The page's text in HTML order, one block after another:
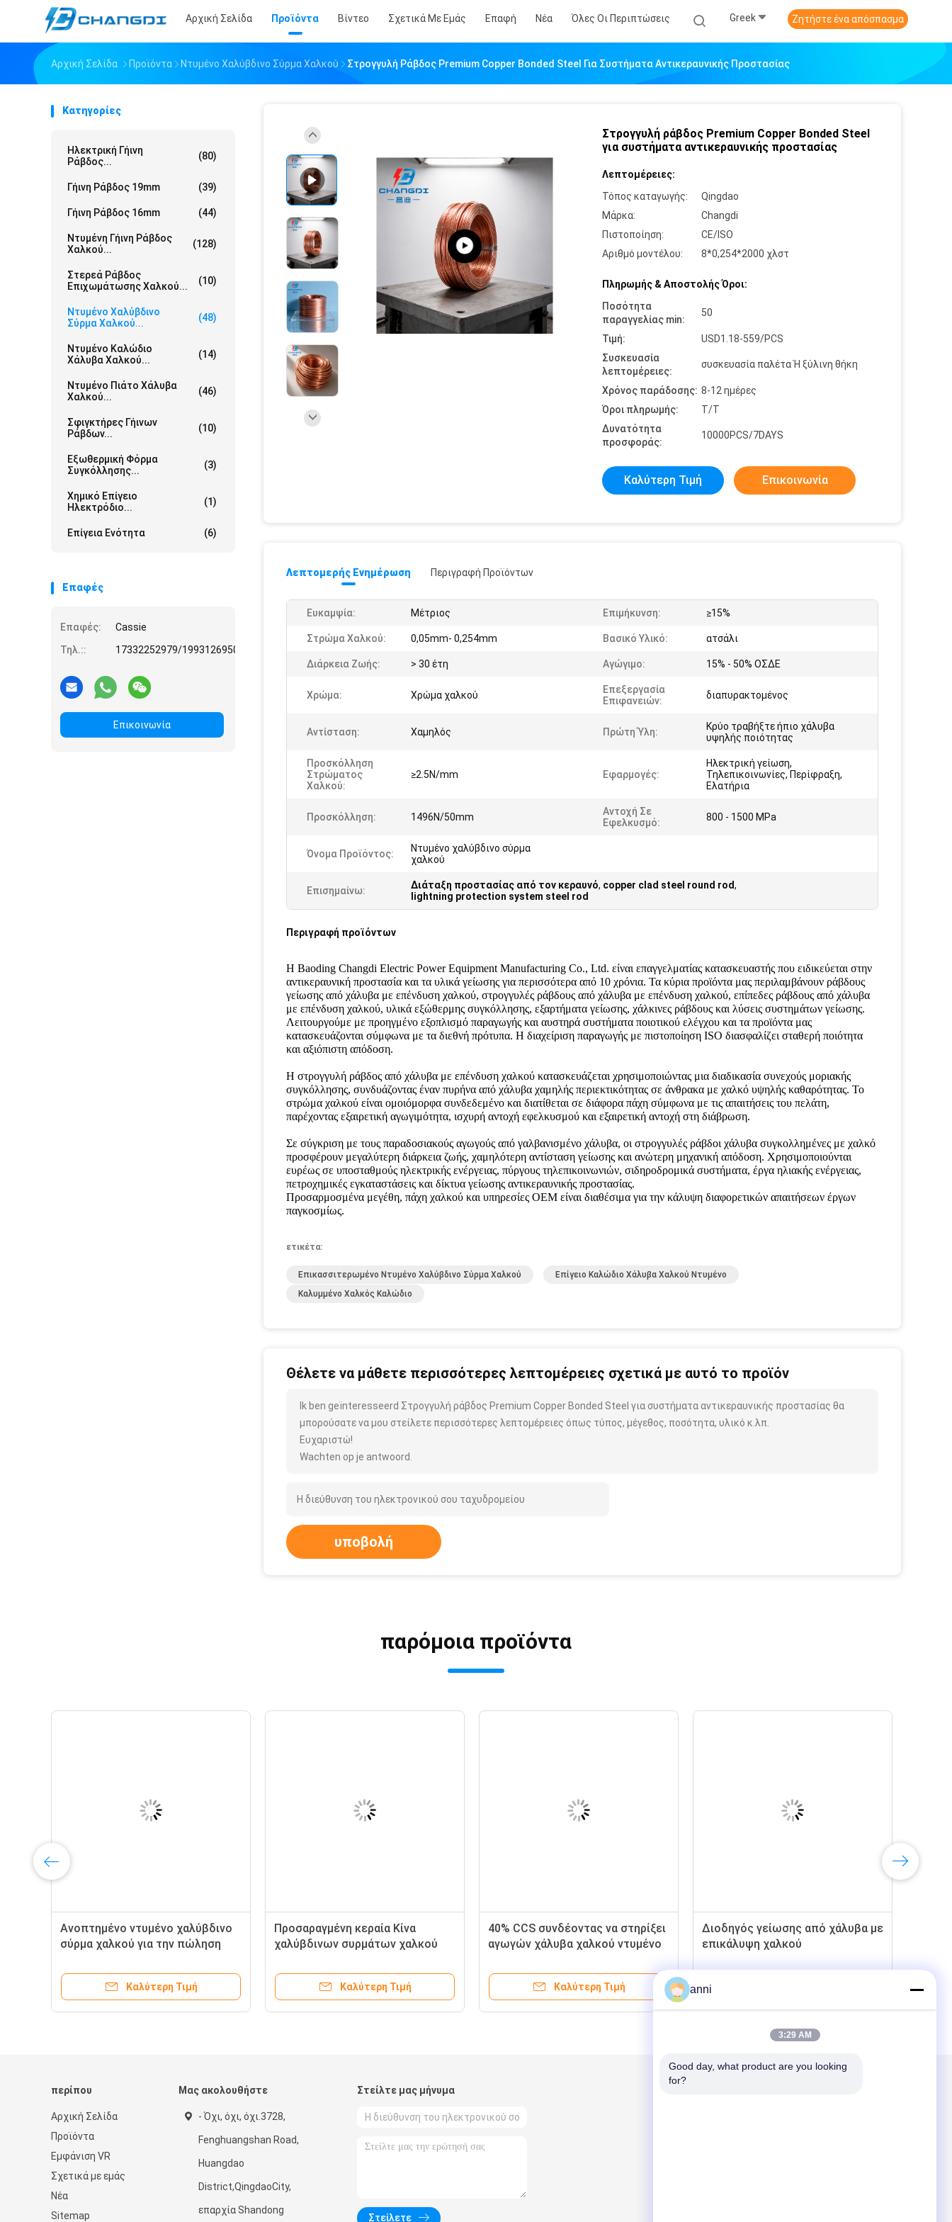
Αρχική Σελίδα Προϊόντα Βίντεο Σχετικά Με Εμάς Επαφή Νέα Όλες Οι Περιπτώσεις Greek Ζητήστε ένα απόσπασμα
Αρχική Σελίδα Προϊόντα Ντυμένο Χαλύβδινο Σύρμα Χαλκού Στρογγυλή Ράβδος Premium Copper Bonded Steel Για Συστήματα Αντικεραυνικής Προστασίας
Κατηγορίες
Ηλεκτρική Γήινη
Ράβδος...
(80)
Γήινη Ράβδος 19mm (39)
Γήινη Ράβδος 16mm (44)
Ντυμένη Γήινη Ράβδος
Χαλκού...
(128)
Στερεά Ράβδος
Επιχωμάτωσης Χαλκού...
(10)
Ντυμένο Χαλύβδινο
Σύρμα Χαλκού...
(48)
Ντυμένο Καλώδιο
Χάλυβα Χαλκού...
(14)
Ντυμένο Πιάτο Χάλυβα
Χαλκού...
(46)
Σφιγκτήρες Γήινων
Ράβδων...
(10)
Εξωθερμική Φόρμα
Συγκόλλησης...
(3)
Χημικό Επίγειο
Ηλεκτρόδιο...
(1)
Επίγεια Ενότητα (6)
Επαφές
Επαφές:
Cassie
Τηλ.::
17332252979/19931269508
Επικοινωνία
Στρογγυλή ράβδος Premium Copper Bonded Steel
για συστήματα αντικεραυνικής προστασίας
Λεπτομέρειες:
Τόπος καταγωγής:
Qingdao
Μάρκα:
Changdi
Πιστοποίηση:
CE/ISO
Αριθμό μοντέλου:
8*0,254*2000 χλστ
Πληρωμής & Αποστολής Όροι:
Ποσότητα
παραγγελίας min:
50
Τιμή:
USD1.18-559/PCS
Συσκευασία
λεπτομέρειες:
συσκευασία παλέτα Ή ξύλινη θήκη
Χρόνος παράδοσης: 8-12 ημέρες
Όροι πληρωμής:
T/T
Δυνατότητα
προσφοράς:
10000PCS/7DAYS
Καλύτερη Τιμή Επικοινωνία
Λεπτομερής Ενημέρωση Περιγραφή Προϊόντων
Ευκαμψία: Μέτριος Επιμήκυνση: ≥15%
Στρώμα Χαλκού: 0,05mm- 0,254mm Βασικό Υλικό: ατσάλι
Διάρκεια Ζωής: > 30 έτη Αγώγιμο: 15% - 50% ΟΣΔΕ
Χρώμα: Χρώμα χαλκού
Επεξεργασία
Επιφανειών:
διαπυρακτομένος
Αντίσταση: Χαμηλός Πρώτη Ύλη:
Κρύο τραβήξτε ήπιο χάλυβα
υψηλής ποιότητας
Προσκόλληση
Στρώματος
Χαλκού:
≥2.5N/mm Εφαρμογές:
Ηλεκτρική γείωση,
Τηλεπικοινωνίες, Περίφραξη,
Ελατήρια
Προσκόλληση: 1496N/50mm
Αντοχή Σε
Εφελκυσμό:
800 - 1500 MPa
Όνομα Προϊόντος:
Ντυμένο χαλύβδινο σύρμα
χαλκού
Επισημαίνω: Διάταξη προστασίας από τον κεραυνό, copper clad steel round rod,
lightning protection system steel rod
Περιγραφή προϊόντων
Η Baoding Changdi Electric Power Equipment Manufacturing Co., Ltd. είναι επαγγελματίας κατασκευαστής που ειδικεύεται στην
αντικεραυνική προστασία και τα υλικά γείωσης για περισσότερα από 10 χρόνια. Τα κύρια προϊόντα μας περιλαμβάνουν ράβδους
γείωσης από χάλυβα με επένδυση χαλκού, στρογγυλές ράβδους από χάλυβα με επένδυση χαλκού, επίπεδες ράβδους από χάλυβα
με επένδυση χαλκού, υλικά εξώθερμης συγκόλλησης, εξαρτήματα γείωσης, χάλκινες ράβδους και λύσεις συστημάτων γείωσης.
Λειτουργούμε με προηγμένο εξοπλισμό παραγωγής και αυστηρά συστήματα ποιοτικού ελέγχου και τα προϊόντα μας
κατασκευάζονται σύμφωνα με τα διεθνή πρότυπα. Η διαχείριση παραγωγής με πιστοποίηση ISO διασφαλίζει σταθερή ποιότητα
και αξιόπιστη απόδοση.
Η στρογγυλή ράβδος από χάλυβα με επένδυση χαλκού κατασκευάζεται χρησιμοποιώντας μια διαδικασία συνεχούς μοριακής
συγκόλλησης, συνδυάζοντας έναν πυρήνα από χάλυβα χαμηλής περιεκτικότητας σε άνθρακα με χαλκό υψηλής καθαρότητας. Το
στρώμα χαλκού είναι ομοιόμορφα συνδεδεμένο και διατίθεται σε διάφορα πάχη σύμφωνα με τις απαιτήσεις του πελάτη,
παρέχοντας εξαιρετική αγωγιμότητα, ισχυρή αντοχή εφελκυσμού και εξαιρετική αντοχή στη διάβρωση.
Σε σύγκριση με τους παραδοσιακούς αγωγούς από γαλβανισμένο χάλυβα, οι στρογγυλές ράβδοι χάλυβα συγκολλημένες με χαλκό
προσφέρουν μεγαλύτερη διάρκεια ζωής, χαμηλότερη αντίσταση γείωσης και ανώτερη μηχανική απόδοση. Χρησιμοποιούνται
ευρέως σε υποσταθμούς ηλεκτρικής ενέργειας, πύργους τηλεπικοινωνιών, σιδηροδρομικά συστήματα, έργα ηλιακής ενέργειας,
πετροχημικές εγκαταστάσεις και δίκτυα γείωσης αντικεραυνικής προστασίας.
Προσαρμοσμένα μεγέθη, πάχη χαλκού και υπηρεσίες OEM είναι διαθέσιμα για την κάλυψη διαφορετικών απαιτήσεων έργων
παγκοσμίως.
ετικέτα:
Επικασσιτερωμένο Ντυμένο Χαλύβδινο Σύρμα Χαλκού
Επίγειο Καλώδιο Χάλυβα Χαλκού Ντυμένο
Καλυμμένο Χαλκός Καλώδιο
Θέλετε να μάθετε περισσότερες λεπτομέρειες σχετικά με αυτό το προϊόν
Ik ben geïnteresseerd Στρογγυλή ράβδος Premium Copper Bonded Steel για συστήματα αντικεραυνικής προστασίας θα
μπορούσατε να μου στείλετε περισσότερες λεπτομέρειες όπως τύπος, μέγεθος, ποσότητα, υλικό κ.λπ.
Ευχαριστώ!
Wachten op je antwoord.
υποβολή
παρόμοια προϊόντα
Ανοπτημένο ντυμένο χαλύβδινο
σύρμα χαλκού για την πώληση
Καλύτερη Τιμή
Προσαραγμένη κεραία Κίνα
χαλύβδινων συρμάτων χαλκού
Καλύτερη Τιμή
40% CCS συνδέοντας να στηρίξει
αγωγών χάλυβα χαλκού ντυμένο
Καλύτερη Τιμή
Διοδηγός γείωσης από χάλυβα με
επικάλυψη χαλκού
περίπου
Αρχική Σελίδα
Προϊόντα
Εμφάνιση VR
Σχετικά με εμάς
Νέα
Sitemap
Μας ακολουθήστε
- Όχι, όχι, όχι.3728,
Fenghuangshan Road,
Huangdao
District,QingdaoCity,
επαρχία Shandong
Στείλτε μας μήνυμα
Στείλετε
anni
3:29 AM
Good day, what product are you looking
for?